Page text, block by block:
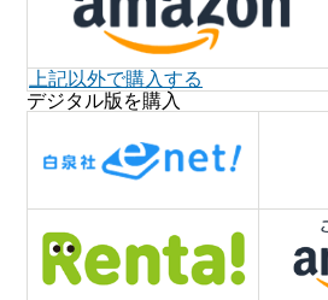
上記以外で購入する
デジタル版を購入